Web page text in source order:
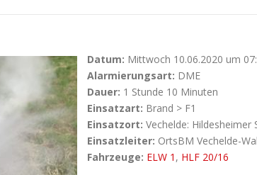
Datum: Mittwoch 10.06.2020 um
Alarmierungsart: DME
Dauer: 1 Stunde 10 Minuten
Einsatzart: Brand > F1
Einsatzort: Vechelde: Hildesheimer
Einsatzleiter: OrtsBM Vechelde-
Fahrzeuge: ELW 1 , HLF 20/16